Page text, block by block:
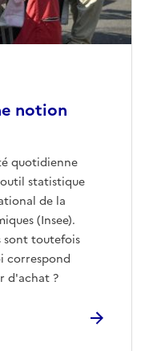
notion
quotidienne
outil statistique
de la
(Insee).
sont toutefois
correspond
d'achat ?